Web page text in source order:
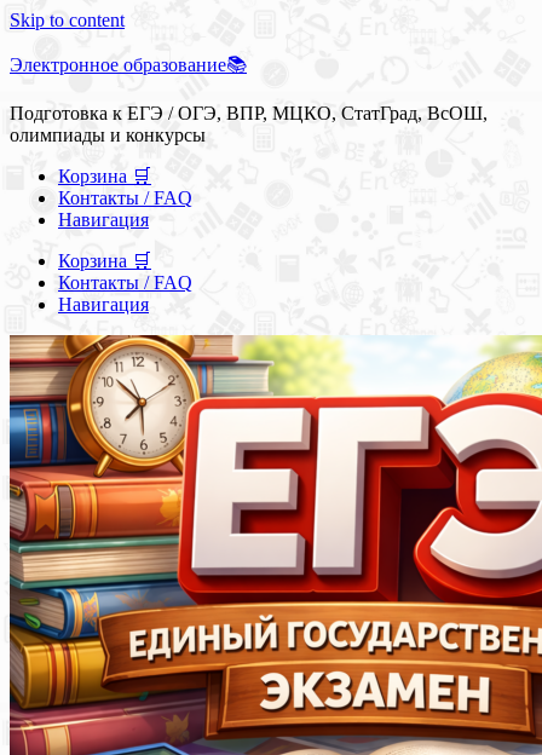
Skip to content
Электронное образование📚
Подготовка к ЕГЭ / ОГЭ, ВПР, МЦКО, СтатГрад, ВсОШ,
олимпиады и конкурсы
Корзина 🛒
Контакты / FAQ
Навигация
Корзина 🛒
Контакты / FAQ
Навигация